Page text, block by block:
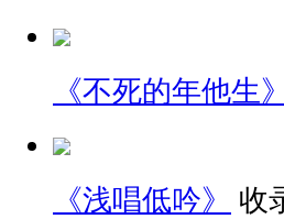
《不死的年他生》
《浅唱低吟》 收